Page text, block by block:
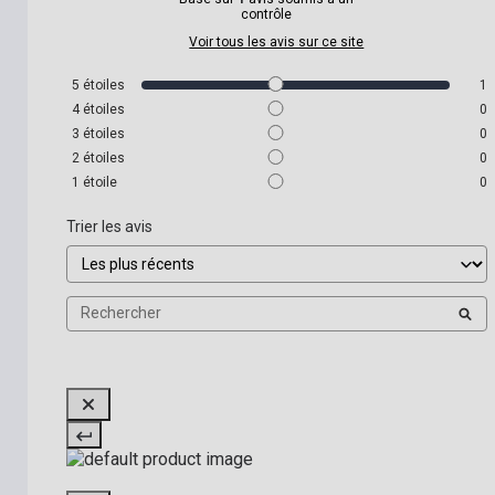
contrôle
Voir tous les avis sur ce site
5 étoiles
1
4 étoiles
0
3 étoiles
0
2 étoiles
0
1 étoile 0
Trier les avis